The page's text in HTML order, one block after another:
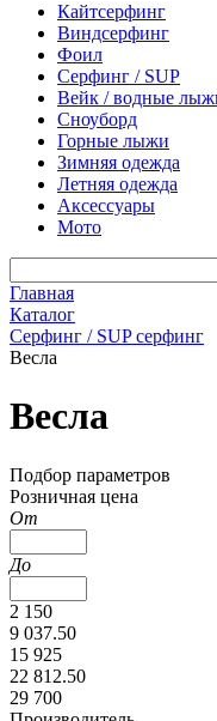
Кайтсерфинг
Виндсерфинг
Фоил
Серфинг / SUP
Вейк / водные
Сноуборд
Горные лыжи
Зимняя одежда
Летняя одежда
Аксессуары
Мото
Главная
Каталог
Серфинг / SUP серфинг
Весла
Весла
Подбор параметров
Розничная цена
От
До
2 150
9 037.50
15 925
22 812.50
29 700